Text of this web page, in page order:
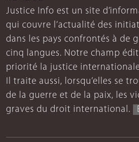
Justice Info est un site
qui couvre l’actualité des
dans les pays confrontés à de
cinq langues. Notre champ
priorité la justice
Il traite aussi, lorsqu’elles se
de la guerre et de la paix, les
graves du droit international.